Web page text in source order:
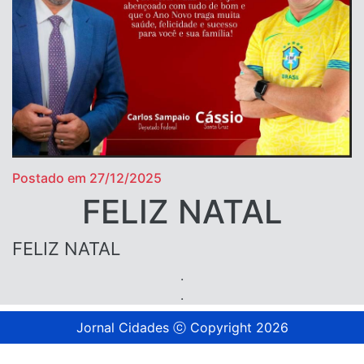
Postado em 27/12/2025
FELIZ NATAL
FELIZ NATAL
.
.
Jornal Cidades ⓒ Copyright 2026